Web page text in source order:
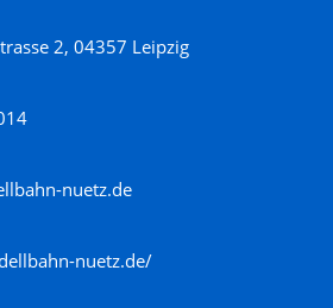
2, 04357 Leipzig
nuetz.de
nuetz.de/